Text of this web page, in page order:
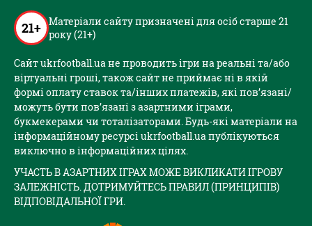
21+ Матеріали сайту призначені для осіб старше 21
року (21+)
Сайт ukrfootball.ua не проводить ігри на реальні та/або
віртуальні гроші, також сайт не приймає ні в якій
формі оплату ставок та/інших платежів, які пов’язані/
можуть бути пов’язані з азартними іграми,
букмекерами чи тоталізаторами. Будь-які матеріали на
інформаційному ресурсі ukrfootball.ua публікуються
виключно в інформаційних цілях.
УЧАСТЬ В АЗАРТНИХ ІГРАХ МОЖЕ ВИКЛИКАТИ ІГРОВУ
ЗАЛЕЖНІСТЬ. ДОТРИМУЙТЕСЬ ПРАВИЛ (ПРИНЦИПІВ)
ВІДПОВІДАЛЬНОЇ ГРИ.